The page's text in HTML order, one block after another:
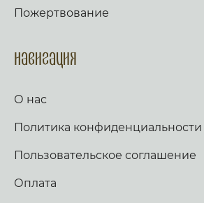
товаров, освященных на камне
Пожертвование
Навигация
О нас
Политика конфиденциальности
Пользовательское соглашение
Оплата